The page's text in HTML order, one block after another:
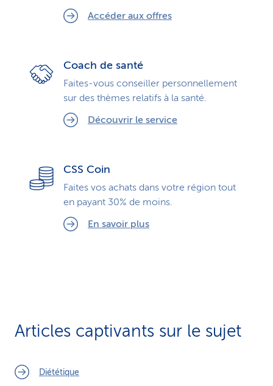
Accéder aux offres
Coach de santé
Faites-vous conseiller personnellement
sur des thèmes relatifs à la santé.
Découvrir le service
CSS Coin
Faites vos achats dans votre région tout
en payant 30% de moins.
En savoir plus
Articles captivants sur le sujet
Diététique